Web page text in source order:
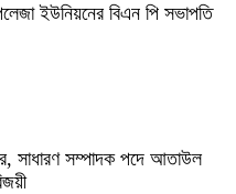
ইউনিয়নের বিএন পি সভাপতি
সাধারণ সম্পাদক পদে আতাউল